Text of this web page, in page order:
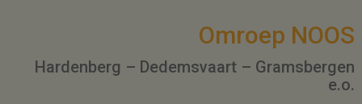
Omroep NOOS
Hardenberg – Dedemsvaart – Gramsbergen
e.o.